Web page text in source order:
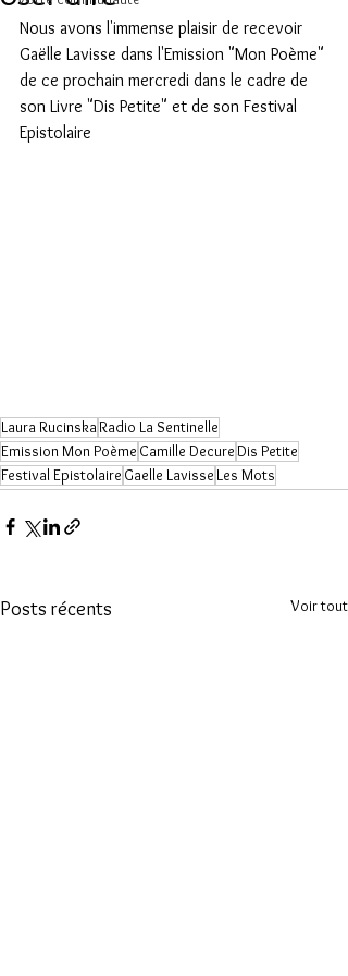
Nous avons l'immense plaisir de recevoir
Gaëlle Lavisse dans l'Emission "Mon Poème"
de ce prochain mercredi dans le cadre de
son Livre "Dis Petite" et de son Festival
Epistolaire
Laura RucinskaRadio La Sentinelle
Emission Mon Poème Camille DecureDis Petite
Festival Epistolaire Gaelle Lavisse Les Mots
Posts récents Voir tout